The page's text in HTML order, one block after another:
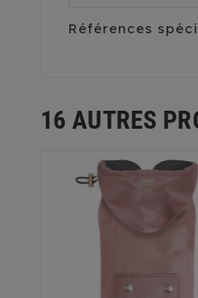
Références
16 AUTRES